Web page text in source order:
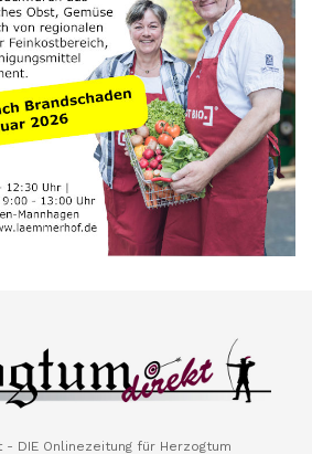
DIE Onlinezeitung für Herzogtum